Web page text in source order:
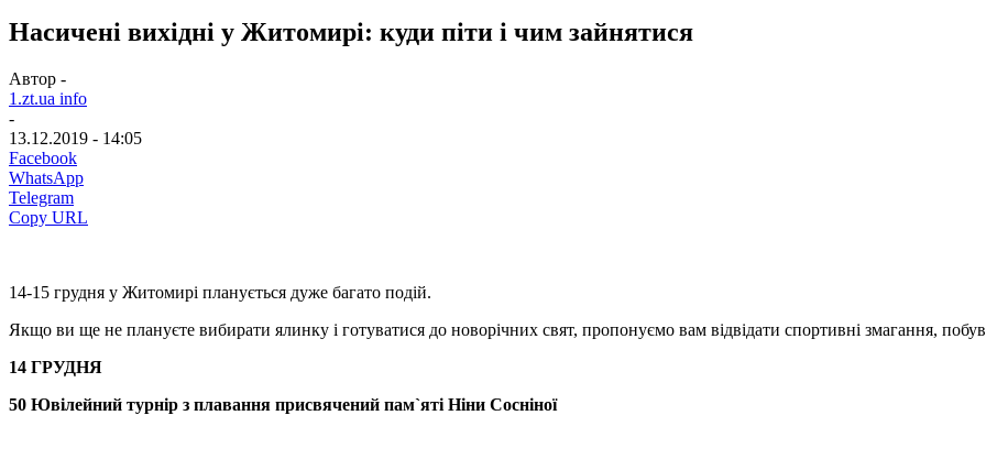
Насичені вихідні у Житомирі: куди піти і чим зайнятися
Автор -
1.zt.ua info
-
13.12.2019 - 14:05
Facebook
WhatsApp
Telegram
Copy URL
14-15 грудня у Житомирі планується дуже багато подій.
Якщо ви ще не плануєте вибирати ялинку і готуватися до новорічних свят, пропонуємо вам відвідати спортивні змагання,
14 ГРУДНЯ
50 Ювілейний турнір з плавання присвячений пам`яті Ніни Сосніної